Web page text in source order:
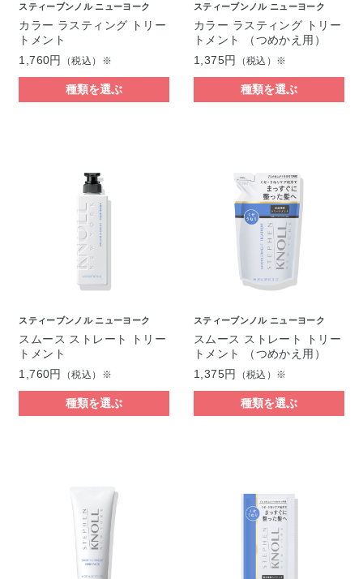
スティーブンノル ニューヨーク
カラー ラスティング トリー
トメント
1,760円
（税込）※
種類を選ぶ
スティーブンノル ニューヨーク
カラー ラスティング トリー
トメント （つめかえ用）
1,375円
（税込）※
種類を選ぶ
スティーブンノル ニューヨーク
スムース ストレート トリー
トメント
1,760円
（税込）※
種類を選ぶ
スティーブンノル ニューヨーク
スムース ストレート トリー
トメント （つめかえ用）
1,375円
（税込）※
種類を選ぶ